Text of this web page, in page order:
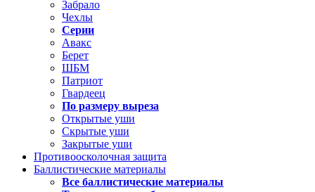
Забрало
Чехлы
Серии
Авакс
Берет
ШБМ
Патриот
Гвардеец
По размеру выреза
Открытые уши
Скрытые уши
Закрытые уши
Противоосколочная защита
Баллистические материалы
Все баллистические материалы